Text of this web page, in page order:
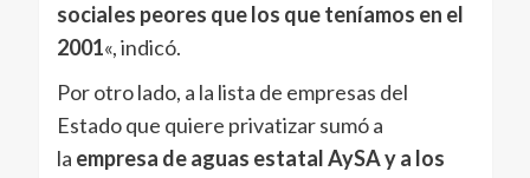
sociales peores que los que teníamos en el
2001«, indicó.
Por otro lado, a la lista de empresas del
Estado que quiere privatizar sumó a
la empresa de aguas estatal AySA y a los